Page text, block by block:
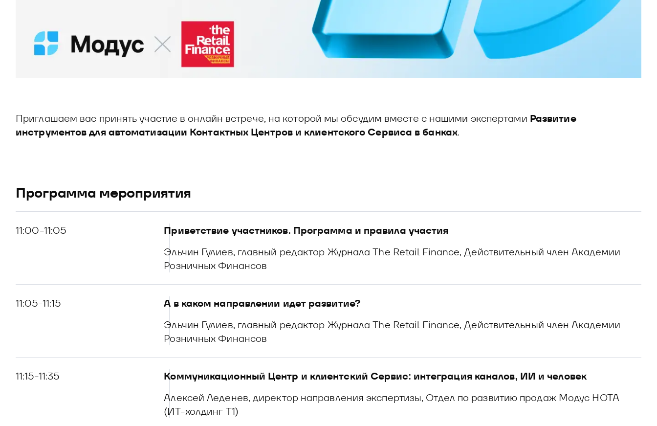
Приглашаем вас принять участие в онлайн встрече, на которой мы обсудим вместе с нашими экспертами Развитие
инструментов для автоматизации Контактных Центров и клиентского Сервиса в банках.
Программа мероприятия
11:00-11:05
Приветствие участников. Программа и правила участия
Эльчин Гулиев, главный редактор Журнала The Retail Finance, Действительный член Академии
Розничных Финансов
11:05-11:15
А в каком направлении идет развитие?
Эльчин Гулиев, главный редактор Журнала The Retail Finance, Действительный член Академии
Розничных Финансов
11:15-11:35
Коммуникационный Центр и клиентский Сервис: интеграция каналов, ИИ и человек
Алексей Леденев, директор направления экспертизы, Отдел по развитию продаж Модус НОТА
(ИТ-холдинг Т1)